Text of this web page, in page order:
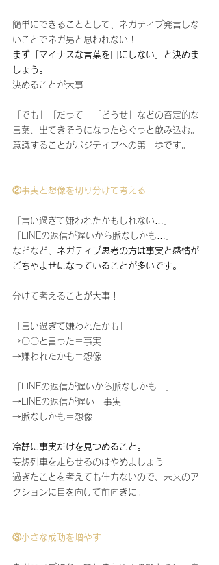
簡単にできることとして、ネガティブ発言しな
いことでネガ男と思われない！
まず「マイナスな言葉を口にしない」と決めま
しょう。
決めることが大事！
「でも」「だって」「どうせ」などの否定的な
言葉、出てきそうになったらぐっと飲み込む。
意識することがポジティブへの第一歩です。
②事実と想像を切り分けて考える
「言い過ぎて嫌われたかもしれない…」
「LINEの返信が遅いから脈なしかも…」
などなど、 ネガティブ思考の方は事実と感情が
ごちゃませになっていることが多いです。
分けて考えることが大事！
「言い過ぎて嫌われたかも」
→〇〇と言った＝事実
→嫌われたかも＝想像
「LINEの返信が遅いから脈なしかも…」
→LINEの返信が遅い＝事実
→脈なしかも＝想像
冷静に事実だけを見つめること。
妄想列車を走らせるのはやめましょう！
過ぎたことを考えても仕方ないので、未来のア
クションに目を向けて前向きに。
③小さな成功を増やす